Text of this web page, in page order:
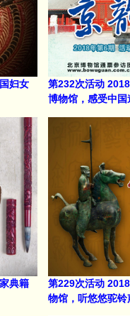
妇女
第232次活动
博物馆，感受中国
典籍
第229次活动
物馆，听悠悠驼